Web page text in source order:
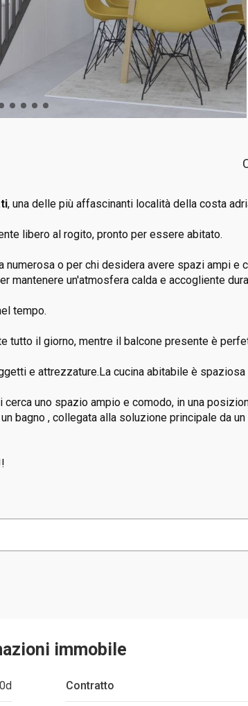
, una delle più affascinanti località della costa
libero al rogito, pronto per essere abitato.
o per chi desidera avere spazi ampi e
mantenere un'atmosfera calda e accogliente
tempo.
il giorno, mentre il balcone presente è
e attrezzature.La cucina abitabile è
cerca uno spazio ampio e comodo, in una
bagno , collegata alla soluzione principale da
immobile
Contratto